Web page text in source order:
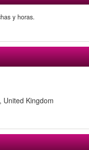
y horas.
United Kingdom